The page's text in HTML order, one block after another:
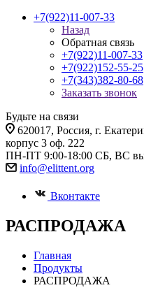
+7(922)11-007-33
Назад
Обратная связь
+7(922)11-007-33
+7(922)152-55-25
+7(343)382-80-68
Заказать звонок
Будьте на связи
620017, Россия, г.
корпус 3 оф. 222
ПН-ПТ 9:00-18:00 СБ, ВС
info@elittent.org
Вконтакте
РАСПРОДАЖА
Главная
Продукты
РАСПРОДАЖА